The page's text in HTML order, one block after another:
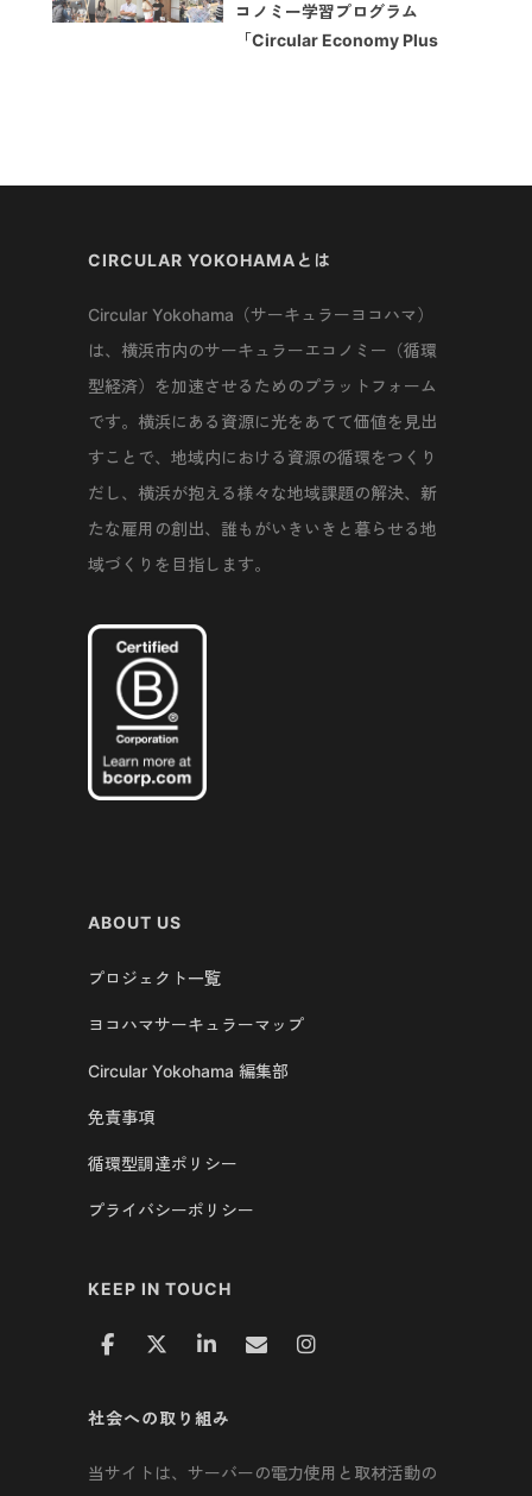
コノミー学習プログラム
「Circular Economy Plus
CIRCULAR YOKOHAMAとは
Circular Yokohama（サーキュラーヨコハマ）
は、横浜市内のサーキュラーエコノミー（循環
型経済）を加速させるためのプラットフォーム
です。横浜にある資源に光をあてて価値を見出
すことで、地域内における資源の循環をつくり
だし、横浜が抱える様々な地域課題の解決、新
たな雇用の創出、誰もがいきいきと暮らせる地
域づくりを目指します。
ABOUT US
プロジェクト一覧
ヨコハマサーキュラーマップ
Circular Yokohama 編集部
免責事項
循環型調達ポリシー
プライバシーポリシー
KEEP IN TOUCH
社会への取り組み
当サイトは、サーバーの電力使用と取材活動の